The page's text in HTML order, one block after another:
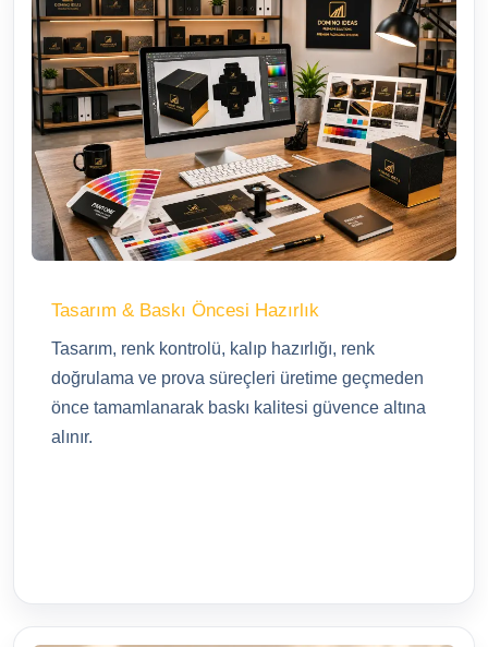
Tasarım & Baskı Öncesi Hazırlık
Tasarım, renk kontrolü, kalıp hazırlığı, renk
doğrulama ve prova süreçleri üretime geçmeden
önce tamamlanarak baskı kalitesi güvence altına
alınır.